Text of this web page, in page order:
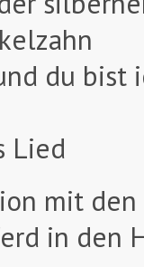
du bist
Lied
mit
in den